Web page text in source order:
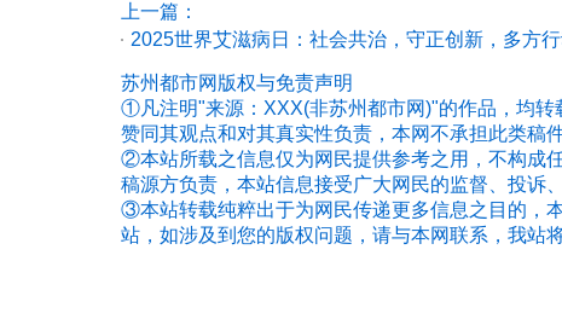
上一篇：
2025世界艾滋病日：社会共治，守正创新，多方
苏州都市网版权与免责声明
①凡注明"来源：XXX(非苏州都市网)"的作品，均转
赞同其观点和对其真实性负责，本网不承担此类稿
②本站所载之信息仅为网民提供参考之用，不构成
稿源方负责，本站信息接受广大网民的监督、投诉、
③本站转载纯粹出于为网民传递更多信息之目的，
站，如涉及到您的版权问题，请与本网联系，我站